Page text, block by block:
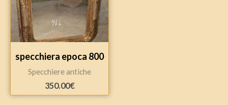
specchiera epoca 800
Specchiere antiche
350.00€